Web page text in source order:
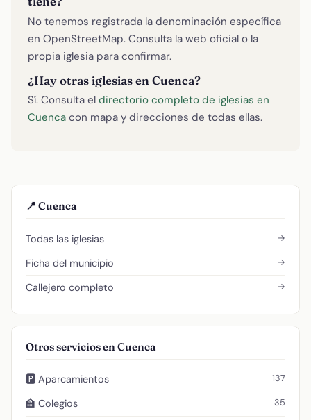
No tenemos registrada la denominación específica
en OpenStreetMap. Consulta la web oficial o la
propia iglesia para confirmar.
¿Hay otras iglesias en Cuenca?
Sí. Consulta el directorio completo de iglesias en
Cuenca con mapa y direcciones de todas ellas.
📍 Cuenca
Todas las iglesias →
Ficha del municipio →
Callejero completo →
Otros servicios en Cuenca
🅿️ Aparcamientos 137
🏫 Colegios 35